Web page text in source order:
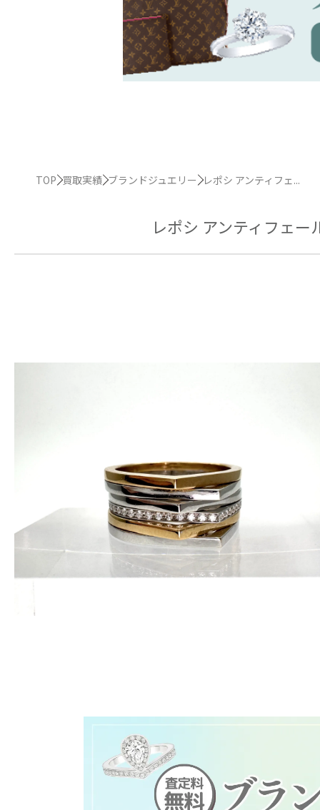
TOP 買取実績 ブランドジュエリー レポシ アンティフェ...
レポシ アンティフェ